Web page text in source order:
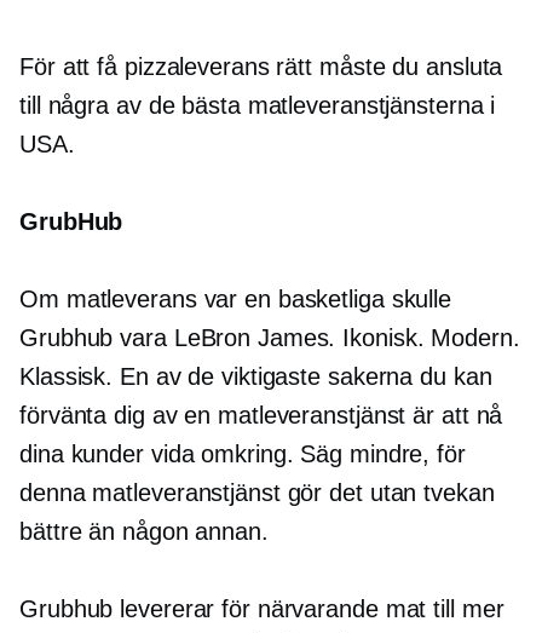
För att få pizzaleverans rätt måste du ansluta
till några av de bästa matleveranstjänsterna i
USA.
GrubHub
Om matleverans var en basketliga skulle
Grubhub vara LeBron James. Ikonisk. Modern.
Klassisk. En av de viktigaste sakerna du kan
förvänta dig av en matleveranstjänst är att nå
dina kunder vida omkring. Säg mindre, för
denna matleveranstjänst gör det utan tvekan
bättre än någon annan.
Grubhub levererar för närvarande mat till mer